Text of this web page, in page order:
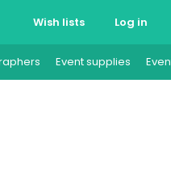
Wish lists Log in
Event supplies